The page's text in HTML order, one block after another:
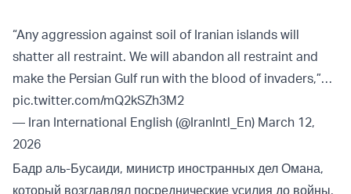
“Any aggression against soil of Iranian islands will
shatter all restraint. We will abandon all restraint and
make the Persian Gulf run with the blood of invaders,”…
pic.twitter.com/mQ2kSZh3M2
— Iran International English (@IranIntl_En) March 12,
2026
Бадр аль-Бусаиди, министр иностранных дел Омана,
который возглавлял посреднические усилия до войны,